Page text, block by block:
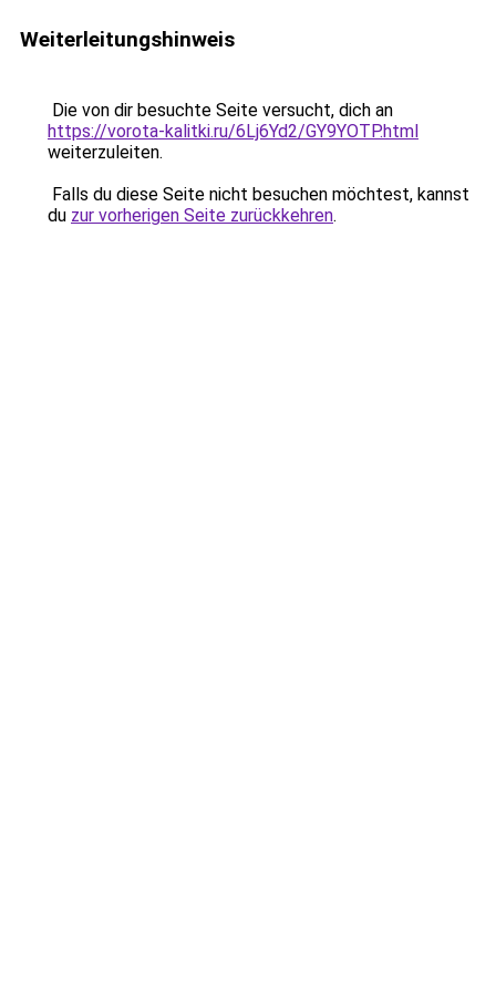
Weiterleitungshinweis
Die von dir besuchte Seite versucht, dich an
https://vorota-kalitki.ru/6Lj6Yd2/GY9YOTP.html
weiterzuleiten.
Falls du diese Seite nicht besuchen möchtest, kannst
du zur vorherigen Seite zurückkehren.